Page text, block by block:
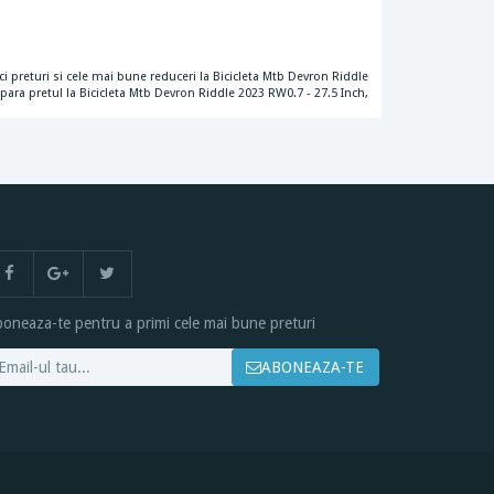
si cele mai bune reduceri la Bicicleta Mtb Devron Riddle
pretul la Bicicleta Mtb Devron Riddle 2023 RW0.7 - 27.5 Inch,
te pentru a primi cele mai bune preturi
ABONEAZA-TE